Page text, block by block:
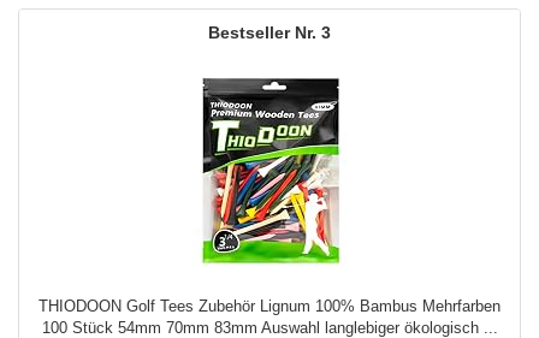
3
THIODOON Golf Tees Zubehör Lignum 100% Bambus Mehrfarben
100 Stück 54mm 70mm 83mm Auswahl langlebiger ökologisch ...